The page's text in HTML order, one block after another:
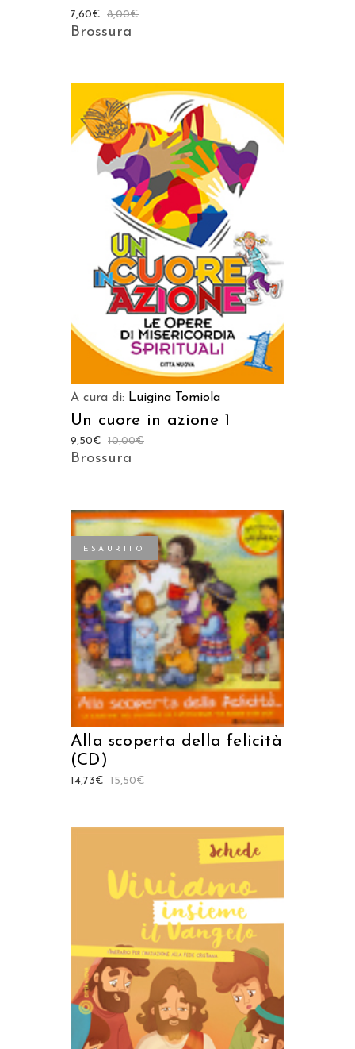
8,00€
7,60€
Brossura
AGGIUNGI AL CARRELLO
A cura di: Luigina Tomiola
Un cuore in azione 1
10,00€
9,50€
Brossura
ESAURITO
LEGGI TUTTO
Alla scoperta della felicità
(CD)
15,50€
14,73€
AGGIUNGI AL CARRELLO